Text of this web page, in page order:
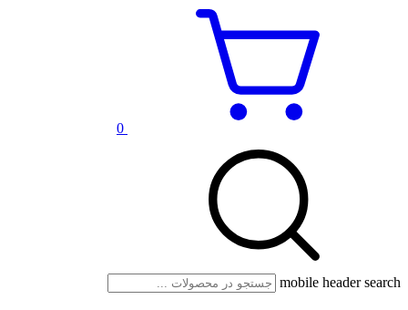
0
mobile header search